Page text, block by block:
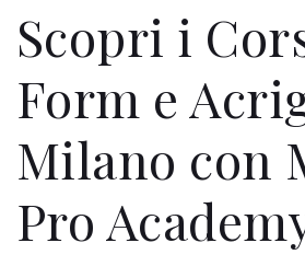
Scopri i
Form e
Milano con
Pro